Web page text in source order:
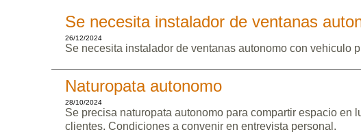
Se necesita instalador de ventanas
26/12/2024
Se necesita instalador de ventanas autonomo con vehiculo
Naturopata autonomo
28/10/2024
Se precisa naturopata autonomo para compartir espacio en
clientes. Condiciones a convenir en entrevista personal.